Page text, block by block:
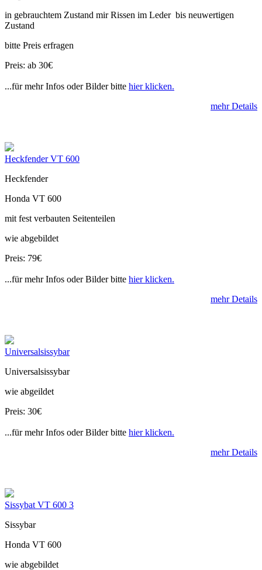
in gebrauchtem Zustand mir Rissen im Leder bis neuwertigen
Zustand
bitte Preis erfragen
Preis: ab 30€
...für mehr Infos oder Bilder bitte hier klicken.
mehr Details
Heckfender VT 600
Heckfender
Honda VT 600
mit fest verbauten Seitenteilen
wie abgebildet
Preis: 79€
...für mehr Infos oder Bilder bitte hier klicken.
mehr Details
Universalsissybar
Universalsissybar
wie abgeildet
Preis: 30€
...für mehr Infos oder Bilder bitte hier klicken.
mehr Details
Sissybat VT 600 3
Sissybar
Honda VT 600
wie abgebildet